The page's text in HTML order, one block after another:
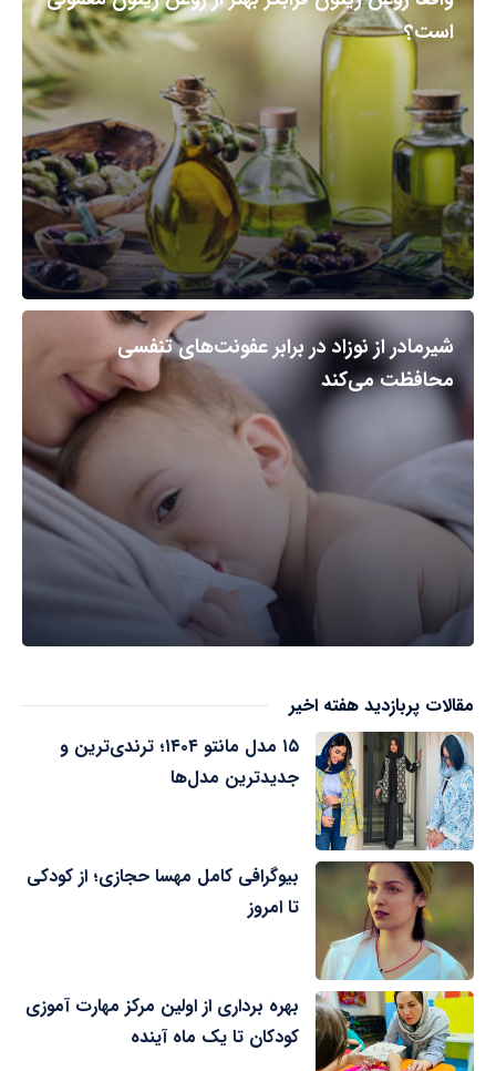
است؟
شیرمادر از نوزاد در برابر عفونت‌های تنفسی
محافظت می‌کند
مقالات پربازدید هفته اخیر
۱۵ مدل مانتو ۱۴۰۴؛ ترندی‌ترین و
جدیدترین مدل‌ها
بیوگرافی کامل مهسا حجازی؛ از کودکی
تا امروز
بهره برداری از اولین مرکز مهارت آموزی
کودکان تا یک ماه آینده